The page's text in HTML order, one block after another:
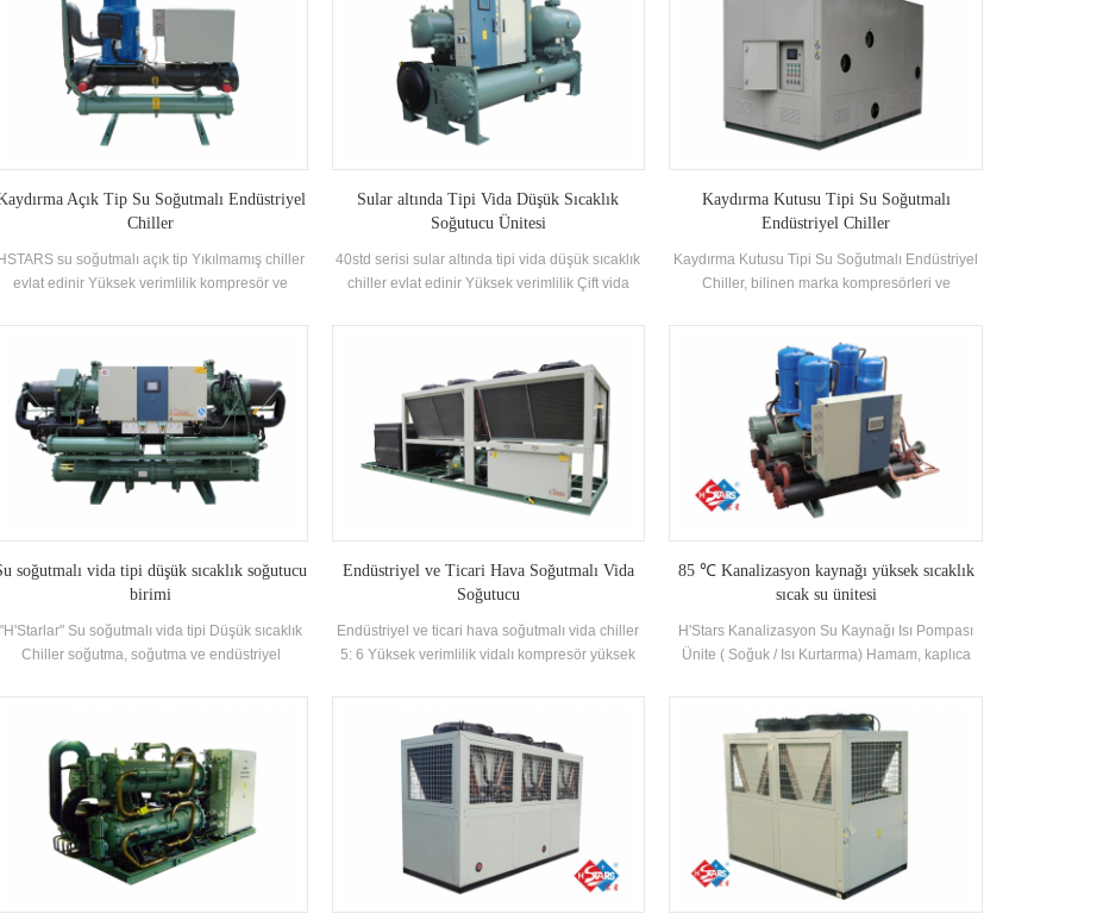
again. Low maintance cost.
ekonomizörler ve orifice plaka graplu Cihazlar
Uygulamalar: ağırlıklı olarak merkezi klima
sistemlerinde ve endüstriyel işlem
soğutmasında kullanılır
8 standart spesifikasyon ve soğutma suyu girişi
var. Sıcaklık. aralığı 21-35 °C. Marka: HSTARS
soğutmaKapasite Aralık: 25.7kw ~ 147.7kw
Uygulamalar: Fabrika, restoran, alışveriş
merkezi, ofis ve diğer klima sistemler.
Açık Tip Su Soğutmalı Endüstriyel
Chiller
su soğutmalı açık tip Yıkılmamış chiller
evlat edinir Yüksek verimlilik kompresör ve
soğutma kondansatörü ve evaporatör ile
Sular altında Tipi Vida Düşük Sıcaklık
Soğutucu Ünitesi
40std serisi sular altında tipi vida düşük sıcaklık
chiller evlat edinir Yüksek verimlilik Çift vida
veüretilen yüksek verimlilik Su basmış tip
Isı geri kazanımı, müşteri termalına göre
yapılandırılabilir İhtiyaçlar. Ünite 39 standardı
var Spesifikasyonlar.
Kaydırma Kutusu Tipi Su Soğutmalı
Endüstriyel Chiller
Kaydırma Kutusu Tipi Su Soğutmalı Endüstriyel
Chiller, bilinen marka kompresörleri ve
bir su deposu ve sirkülasyonlu bir su pompası
ile donatılmıştır. Bileşenler yüksek verimlilik
Kabuklu ve tüp kondansatörler ve evaporatörler.
soğutmalı vida tipi düşük sıcaklık soğutucu
birimi
"H'Starlar" Su soğutmalı vida tipi Düşük sıcaklık
Chiller soğutma, soğutma ve endüstriyel
soğutma kapasitesi ve sıcaklığının
model yelpazesi gerektirir. Gereksinimler. Marka:
H'Stars
Endüstriyel ve Ticari Hava Soğutmalı Vida
Soğutucu
Endüstriyel ve ticari hava soğutmalı vida chiller
5: 6 Yüksek verimlilik vidalı kompresör yüksek
marka adı Elektrik Kontrolü Bileşenler, Hangisi
farklı endüstrilerde yaygın olarak kullanılabilir.
85 ℃ Kanalizasyon kaynağı yüksek sıcaklık
sıcak su ünitesi
H'Stars Kanalizasyon Su Kaynağı Isı Pompası
Ünite ( Soğuk / Isı Kurtarma) Hamam, kaplıca
için sıcak su ekipmanı geliştirildi ve üretildi,
yurtiçi kanalizasyondan elde edilen ısıyı
çıkararak, enerji tasarrufu ve korunması
Çevre.Tasarruf % 30 ~ 50% Operasyonu büyük
ölçüde azaltabilecek konvansiyonel ısıtma
yöntemiyle karşılaştırıldığında maliyet.